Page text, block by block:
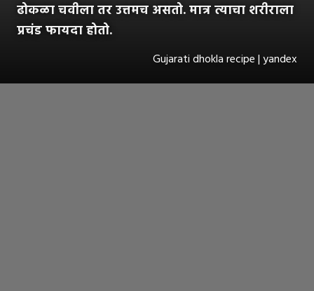
ढोकळा चवीला तर उत्तमच असतो. मात्र त्याचा शरीराला
प्रचंड फायदा होतो.
Gujarati dhokla recipe | yandex